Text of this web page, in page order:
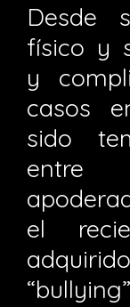
Desde
físico y
y
casos
sido
el